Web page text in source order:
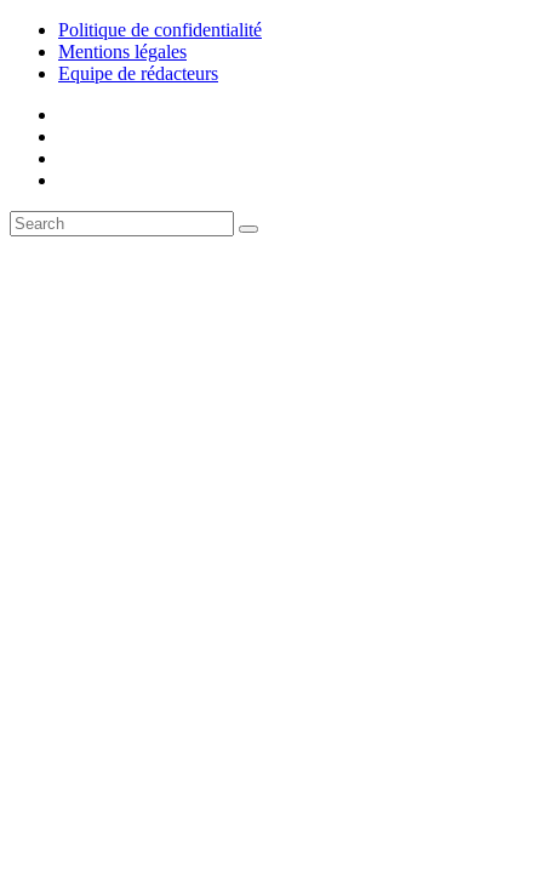
Politique de confidentialité
Mentions légales
Equipe de rédacteurs